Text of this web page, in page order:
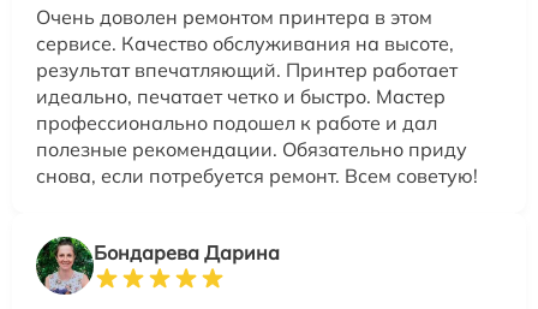
Очень доволен ремонтом принтера в этом
сервисе. Качество обслуживания на высоте,
результат впечатляющий. Принтер работает
идеально, печатает четко и быстро. Мастер
профессионально подошел к работе и дал
полезные рекомендации. Обязательно приду
снова, если потребуется ремонт. Всем советую!
Бондарева Дарина